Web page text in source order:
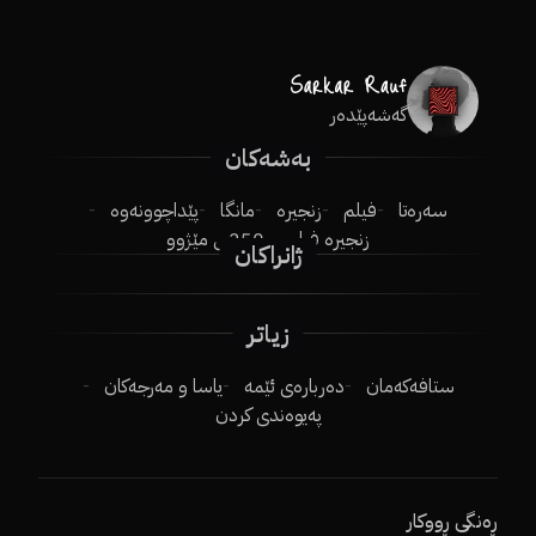
گەشەپێدەر
بەشەکان
سەرەتا فیلم زنجیرە مانگا
پێداچوونەوە
زنجیرە فیلم
250ـی مێژوو
ژانراکان
زیاتر
ستافەکەمان دەربارەی ئێمە
یاسا و مەرجەکان
پەیوەندی کردن
ڕەنگی ڕووکار